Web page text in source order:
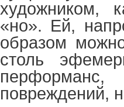
художником,
«но». Ей,
образом
столь
повреждений,